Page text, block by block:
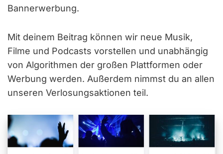
Bannerwerbung.
Mit deinem Beitrag können wir neue Musik,
Filme und Podcasts vorstellen und unabhängig
von Algorithmen der großen Plattformen oder
Werbung werden. Außerdem nimmst du an allen
unseren Verlosungsaktionen teil.